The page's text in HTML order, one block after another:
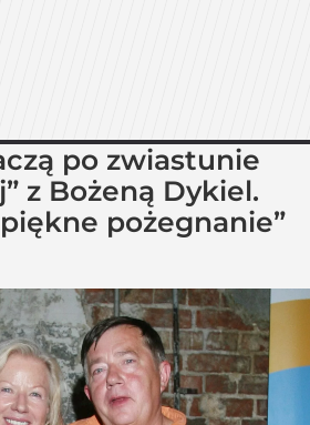
po zwiastunie
z Bożeną Dykiel.
pożegnanie”